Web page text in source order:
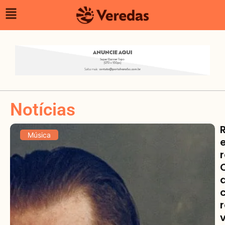
Notícias
Música